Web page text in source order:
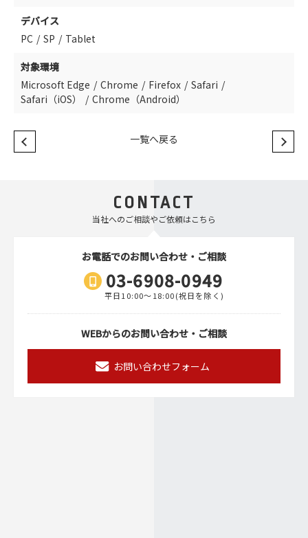
デバイス
PC
SP Tablet
対象環境
Microsoft Edge
Chrome Firefox
Safari
Safari（iOS）
Chrome（Android）
一覧へ戻る
CONTACT
当社へのご相談やご依頼はこちら
お電話でのお問い合わせ・ご相談
03-6908-0949
平日10:00〜18:00(祝日を除く)
WEBからのお問い合わせ・ご相談
お問い合わせフォーム